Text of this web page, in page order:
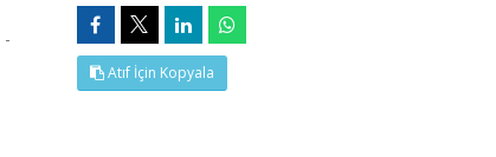
-
Atıf İçin Kopyala